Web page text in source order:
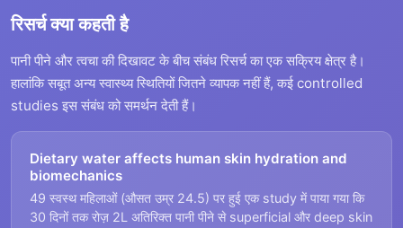
रिसर्च क्या कहती है
पानी पीने और त्वचा की दिखावट के बीच संबंध रिसर्च का एक सक्रिय क्षेत्र है।
हालांकि सबूत अन्य स्वास्थ्य स्थितियों जितने व्यापक नहीं हैं, कई controlled
studies इस संबंध को समर्थन देती हैं।
Dietary water affects human skin hydration and
biomechanics
49 स्वस्थ महिलाओं (औसत उम्र 24.5) पर हुई एक study में पाया गया कि
30 दिनों तक रोज़ 2L अतिरिक्त पानी पीने से superficial और deep skin